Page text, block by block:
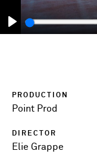
Play
PRODUCTION
Point Prod
DIRECTOR
Elie Grappe